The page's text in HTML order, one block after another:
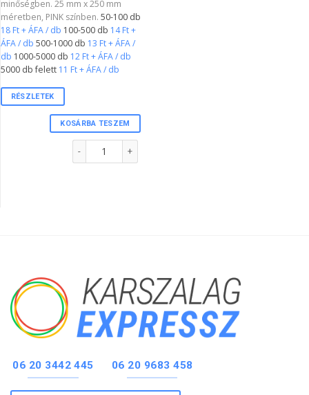
minőségben. 25 mm x 250 mm
méretben, PINK színben. 50-100 db
18 Ft + ÁFA / db 100-500 db 14 Ft +
ÁFA / db 500-1000 db 13 Ft + ÁFA /
db 1000-5000 db 12 Ft + ÁFA / db
5000 db felett 11 Ft + ÁFA / db
RÉSZLETEK
KOSÁRBA TESZEM
1"-s tőszelvényes karszalag PINK színben mennyiség
06 20 3442 445 06 20 9683 458